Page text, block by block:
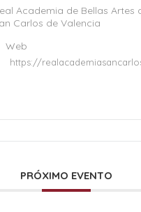
Academia de Bellas Artes
Carlos de Valencia
Web
https://
PRÓXIMO EVENTO